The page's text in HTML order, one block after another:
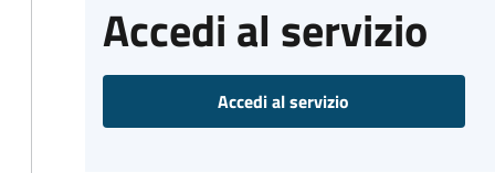
Accedi al servizio
Accedi al servizio